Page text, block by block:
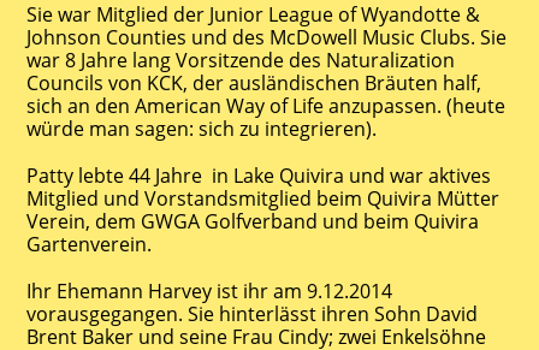
Sie war Mitglied der Junior League of Wyandotte &
Johnson Counties und des McDowell Music Clubs. Sie
war 8 Jahre lang Vorsitzende des Naturalization
Councils von KCK, der ausländischen Bräuten half,
sich an den American Way of Life anzupassen. (heute
würde man sagen: sich zu integrieren).
Patty lebte 44 Jahre in Lake Quivira und war aktives
Mitglied und Vorstandsmitglied beim Quivira Mütter
Verein, dem GWGA Golfverband und beim Quivira
Gartenverein.
Ihr Ehemann Harvey ist ihr am 9.12.2014
vorausgegangen. Sie hinterlässt ihren Sohn David
Brent Baker und seine Frau Cindy; zwei Enkelsöhne